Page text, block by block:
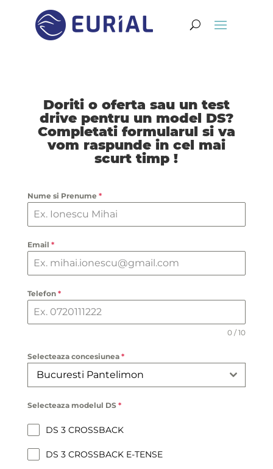
Doriti o oferta sau un test
drive pentru un model DS?
Completati formularul si va
vom raspunde in cel mai
scurt timp !
Nume si Prenume *
Email *
Telefon *
0 / 10
Selecteaza concesiunea *
Bucuresti Pantelimon
Selecteaza modelul DS *
DS 3 CROSSBACK
DS 3 CROSSBACK E-TENSE